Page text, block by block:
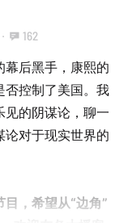
· 162
幕后黑手，康熙的
否控制了美国。我
见的阴谋论，聊一
论对于现实世界的
目，希望从“边角”